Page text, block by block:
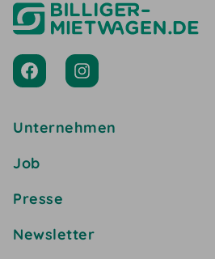
Unternehmen
Job
Presse
Newsletter